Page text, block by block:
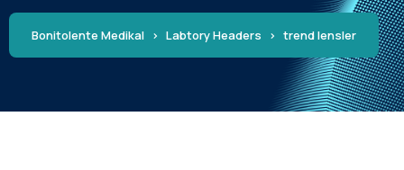
Bonitolente Medikal > Labtory Headers > trend lensler